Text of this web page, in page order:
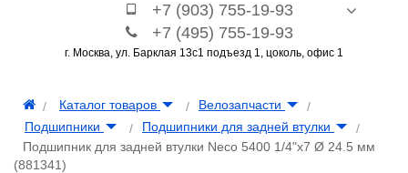
+7 (903) 755-19-93
+7 (495) 755-19-93
г. Москва, ул. Барклая 13с1 подъезд 1, цоколь, офис 1
Каталог товаров
Велозапчасти
Подшипники
Подшипники для задней втулки
Подшипник для задней втулки Neco 5400 1/4"x7 Ø 24.5 мм
(881341)